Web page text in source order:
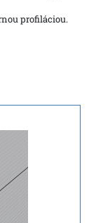
profiláciou.